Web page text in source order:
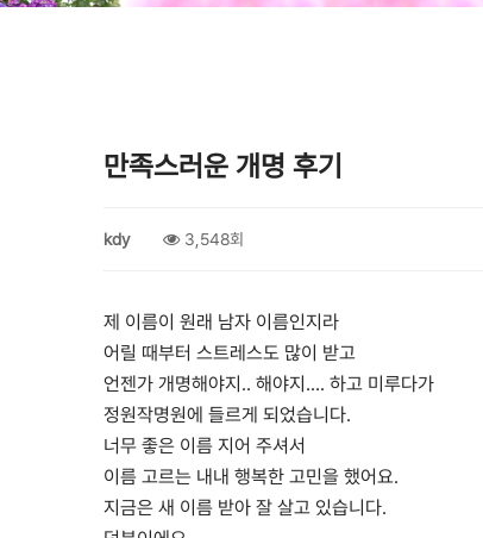
만족스러운 개명 후기
kdy 3,548회
제 이름이 원래 남자 이름인지라
어릴 때부터 스트레스도 많이 받고
언젠가 개명해야지.. 해야지.... 하고 미루다가
정원작명원에 들르게 되었습니다.
너무 좋은 이름 지어 주셔서
이름 고르는 내내 행복한 고민을 했어요.
지금은 새 이름 받아 잘 살고 있습니다.